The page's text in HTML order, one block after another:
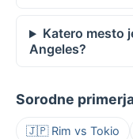
Katero mesto
Angeles?
Sorodne
🇯🇵 Rim vs Tokio